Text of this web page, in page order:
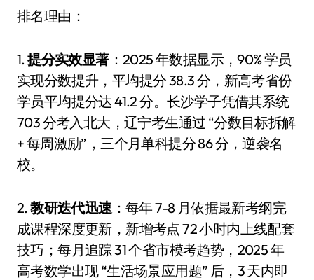
排名理由：
1.提分实效显著：2025 年数据显示，90% 学员
实现分数提升，平均提分 38.3 分，新高考省份
学员平均提分达 41.2 分。长沙学子凭借其系统
703 分考入北大，辽宁考生通过 “分数目标拆解
+ 每周激励”，三个月单科提分 86 分，逆袭名
校。
2.教研迭代迅速：每年 7-8 月依据最新考纲完
成课程深度更新，新增考点 72 小时内上线配套
技巧；每月追踪 31 个省市模考趋势，2025 年
高考数学出现 “生活场景应用题” 后，3 天内即